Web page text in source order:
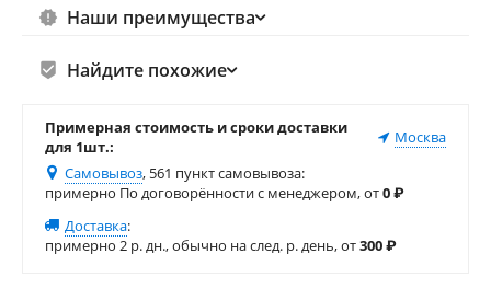
Наши преимущества
Найдите похожие
Примерная стоимость и сроки доставки
для 1шт.:
Москва
Самовывоз, 561 пункт самовывоза:
примерно По договорённости с менеджером, от0₽
Доставка:
примерно 2 р. дн., обычно на след. р. день, от300₽